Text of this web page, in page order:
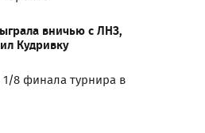
вничью с ЛНЗ,
Кудривку
8 финала турнира в